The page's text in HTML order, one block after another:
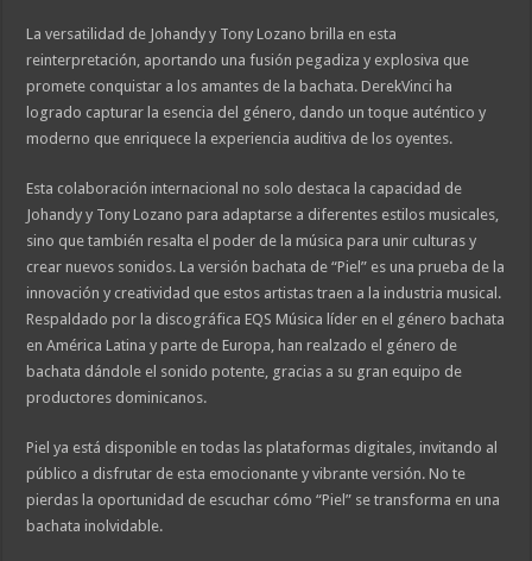
La versatilidad de Johandy y Tony Lozano brilla en esta
reinterpretación, aportando una fusión pegadiza y explosiva que
promete conquistar a los amantes de la bachata. DerekVinci ha
logrado capturar la esencia del género, dando un toque auténtico y
moderno que enriquece la experiencia auditiva de los oyentes.
Esta colaboración internacional no solo destaca la capacidad de
Johandy y Tony Lozano para adaptarse a diferentes estilos musicales,
sino que también resalta el poder de la música para unir culturas y
crear nuevos sonidos. La versión bachata de “Piel” es una prueba de la
innovación y creatividad que estos artistas traen a la industria musical.
Respaldado por la discográfica EQS Música líder en el género bachata
en América Latina y parte de Europa, han realzado el género de
bachata dándole el sonido potente, gracias a su gran equipo de
productores dominicanos.
Piel ya está disponible en todas las plataformas digitales, invitando al
público a disfrutar de esta emocionante y vibrante versión. No te
pierdas la oportunidad de escuchar cómo “Piel” se transforma en una
bachata inolvidable.